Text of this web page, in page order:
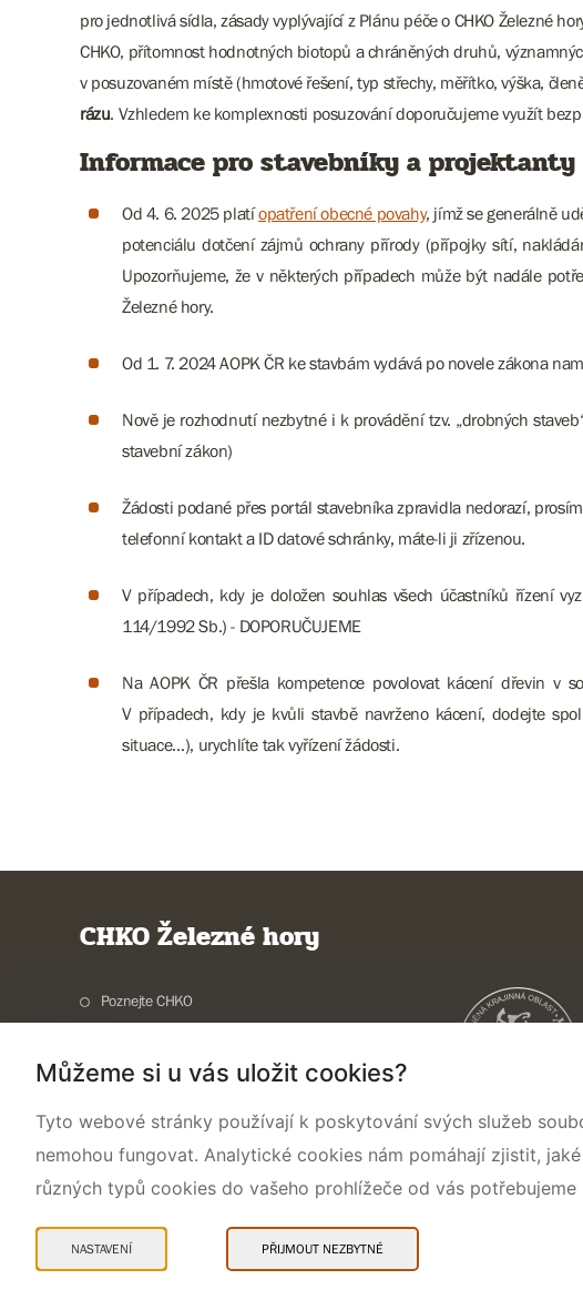
pro jednotlivá sídla, zásady vyplývající z Plánu péče o CHKO Železné
CHKO, přítomnost hodnotných biotopů a chráněných druhů,
v posuzovaném místě (hmotové řešení, typ střechy, měřítko, výška,
rázu. Vzhledem ke komplexnosti posuzování doporučujeme využít
Informace pro stavebníky a
Od 4. 6. 2025 platíopatření obecné povahy, jímž se generálně
potenciálu dotčení zájmů ochrany přírody (přípojky sítí,
Upozorňujeme, že v některých případech může být nadále
Železné hory.
Od 1. 7. 2024 AOPK ČR ke stavbám vydává po novele zákona
Nově je rozhodnutí nezbytné i k provádění tzv. „drobných
stavební zákon)
Žádosti podané přes portál stavebníka zpravidla nedorazí,
telefonní kontakt a ID datové schránky, máte-li ji zřízenou.
V případech, kdy je doložen souhlas všech účastníků řízení
114/1992 Sb.) - DOPORUČUJEME
Na AOPK ČR přešla kompetence povolovat kácení dřevin v
V případech, kdy je kvůli stavbě navrženo kácení, dodejte
situace…), urychlíte tak vyřízení žádosti.
CHKO Železné hory
Poznejte CHKO
Ochrana přírody
Aktuality a akce
Kontakty
Mapa webu Prohlášení o přístupnosti Cookies Snadné čtení
Můžeme si u vás uložit cookies?
Tyto webové stránky používají k poskytování svých služeb
nemohou fungovat. Analytické cookies nám pomáhají zjistit,
různých typů cookies do vašeho prohlížeče od vás potřebujeme
NASTAVENÍ PŘIJMOUT NEZBYTNÉ